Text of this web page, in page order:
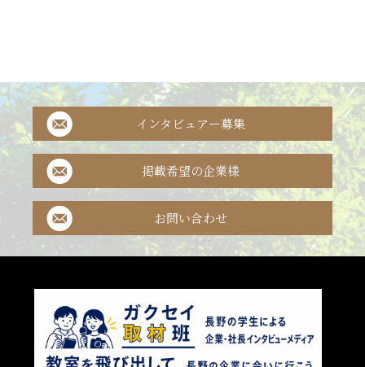
インタビュアー募集
掲載希望の企業様
お問い合わせ